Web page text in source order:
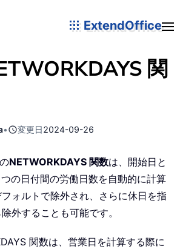
ExtendOffice
関
• 変更日2024-09-26
NETWORKDAYS 関数は、開始日と
の日付間の労働日数を自動的に計算
ォルトで除外され、さらに休日を指
外することも可能です。
関数は、営業日を計算する際に